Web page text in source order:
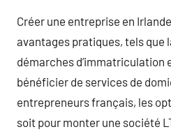
Créer une entreprise en
avantages pratiques, tels que
démarches d’immatriculation
bénéficier de services de
entrepreneurs français, les
soit pour monter une société